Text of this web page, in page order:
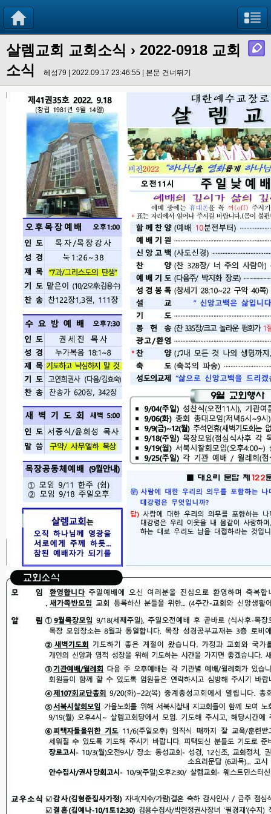
살렘교회 교회소식 › 2022-0918 교회
소식
혜성79 | 2022.09.17 23:46:55 | 본문 건너뛰기